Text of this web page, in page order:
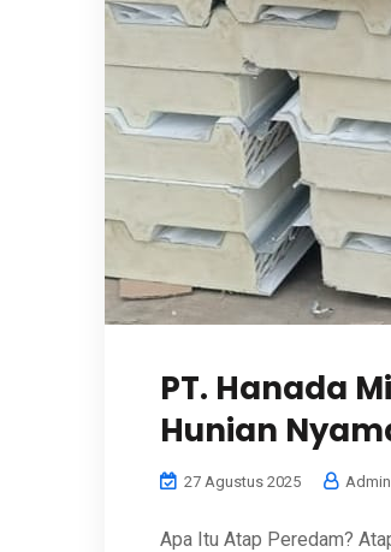
PT. Hanada
Hunian
27 Agustus 2025 Admin
Apa Itu Atap Peredam?